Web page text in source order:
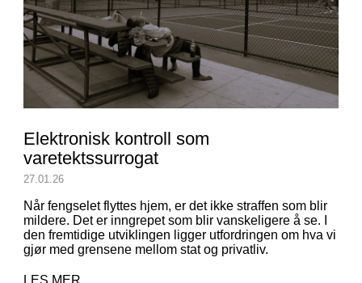
Elektronisk kontroll som
varetektssurrogat
27.01.26
Når fengselet flyttes hjem, er det ikke straffen som blir
mildere. Det er inngrepet som blir vanskeligere å se. I
den fremtidige utviklingen ligger utfordringen om hva vi
gjør med grensene mellom stat og privatliv.
LES MER